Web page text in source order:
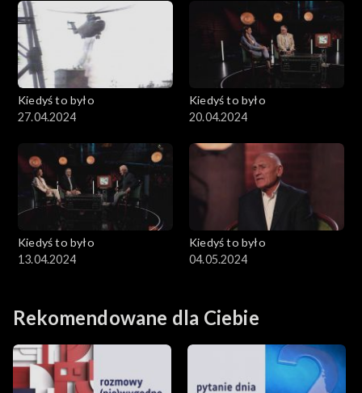
Kiedyś to było
27.04.2024
Kiedyś to było
20.04.2024
Kiedyś to było
13.04.2024
Kiedyś to było
04.05.2024
Rekomendowane dla Ciebie